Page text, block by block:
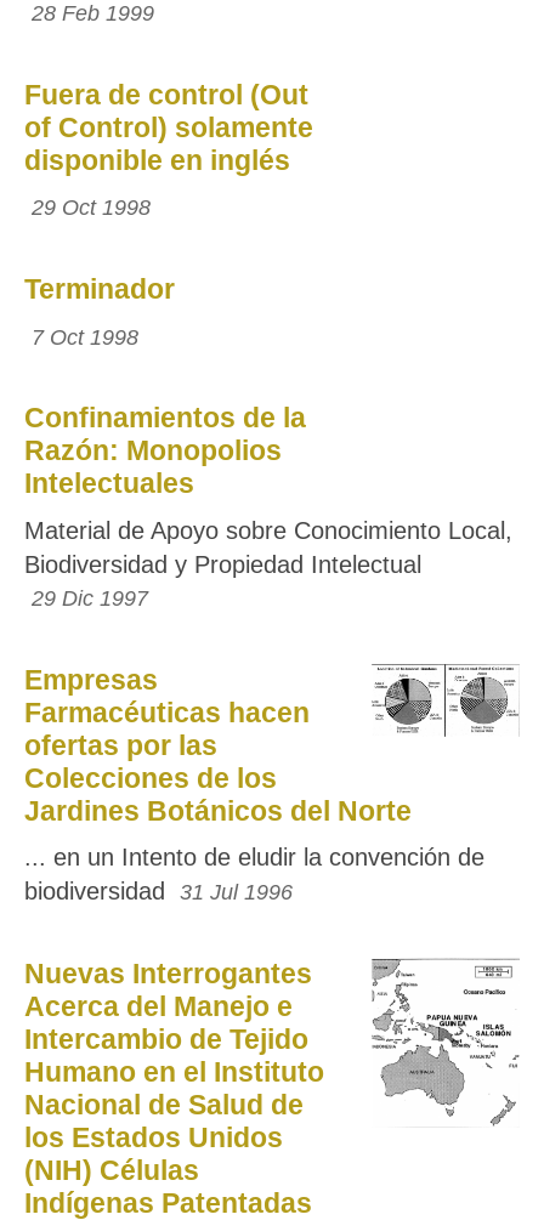
28 Feb 1999
Fuera de control (Out
of Control) solamente
disponible en inglés
29 Oct 1998
Terminador
7 Oct 1998
Confinamientos de la
Razón: Monopolios
Intelectuales
Material de Apoyo sobre Conocimiento Local,
Biodiversidad y Propiedad Intelectual
29 Dic 1997
Empresas
Farmacéuticas hacen
ofertas por las
Colecciones de los
Jardines Botánicos del Norte
... en un Intento de eludir la convención de
biodiversidad
31 Jul 1996
Nuevas Interrogantes
Acerca del Manejo e
Intercambio de Tejido
Humano en el Instituto
Nacional de Salud de
los Estados Unidos
(NIH) Células
Indígenas Patentadas